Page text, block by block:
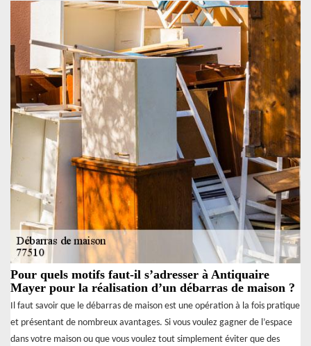
Pour quels motifs faut-il s’adresser à Antiquaire
Mayer pour la réalisation d’un débarras de maison ?
Il faut savoir que le débarras de maison est une opération à la fois pratique
et présentant de nombreux avantages. Si vous voulez gagner de l’espace
dans votre maison ou que vous voulez tout simplement éviter que des